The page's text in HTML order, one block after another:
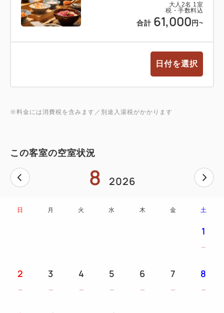
大人 2名 1 室
税・手数料込
合計 61,000 円~
日付を選択
※料金には消費税を含みます／別途入湯税がかかります
この客室の空室状況
8 2026
日 月 火 水 木 金 土
1
2 3 4 5 6 7 8